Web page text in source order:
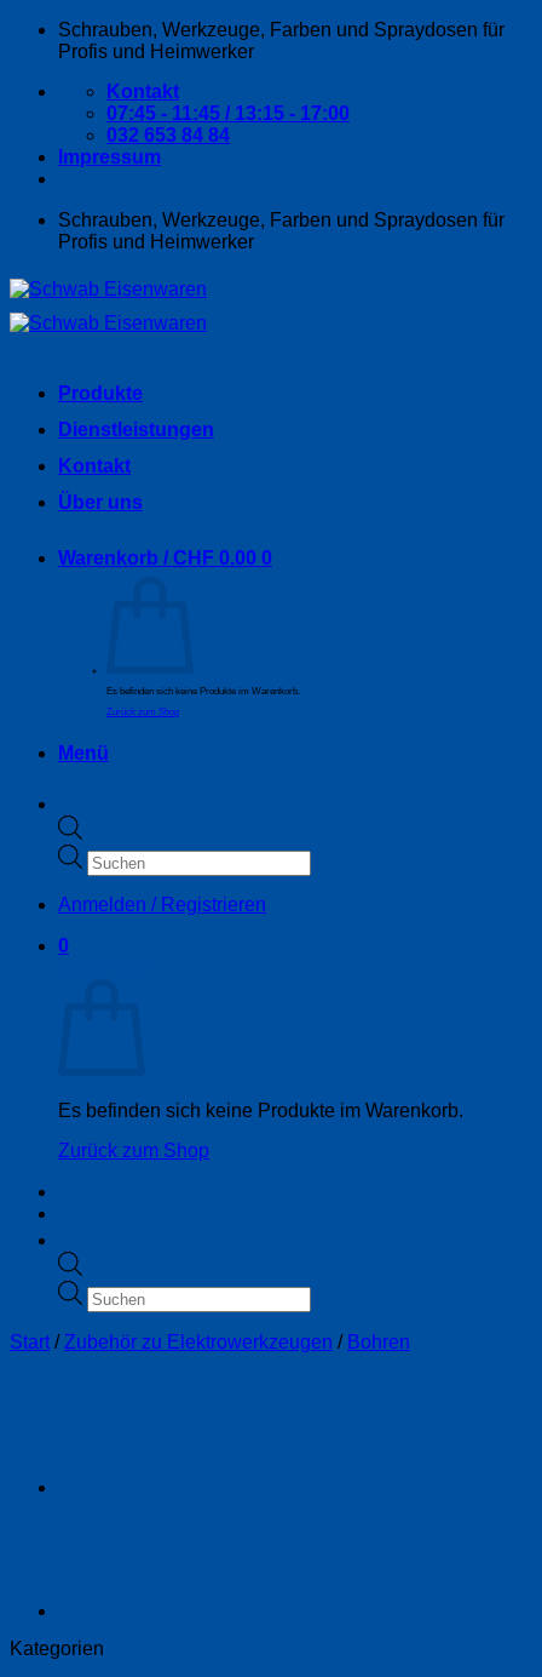
Zum
Schrauben, Werkzeuge, Farben und Spraydosen für
Profis und Heimwerker
Kontakt
07:45 - 11:45 / 13:15 - 17:00
032 653 84 84
Impressum
Schrauben, Werkzeuge, Farben und Spraydosen für
Profis und Heimwerker
Products
search
Anmelden / Registrieren
0
Es befinden sich keine Produkte im Warenkorb.
Zurück zum Shop
Produkte
Dienstleistungen
Kontakt
Über uns
Warenkorb / CHF 0.00 0
Es befinden sich keine Produkte im Warenkorb.
Zurück zum Shop
Menü
Products
search
Start / Zubehör zu Elektrowerkzeugen / Bohren
Kategorien